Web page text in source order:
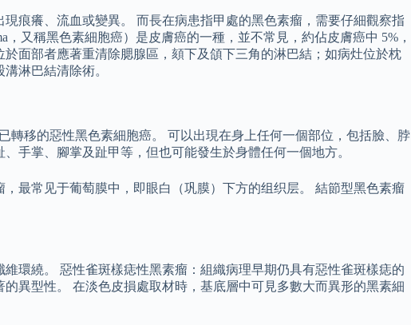
痕癢、流血或變異。 而長在病患指甲處的黑色素瘤，需要仔細觀察指
又稱黑色素細胞癌）是皮膚癌的一種，並不常見，約佔皮膚癌中 5%，
面部者應著重清除腮腺區，頦下及頜下三角的淋巴結；如病灶位於枕
淋巴結清除術。
移的惡性黑色素細胞癌。 可以出現在身上任何一個部位，包括臉、脖
手掌、腳掌及趾甲等，但也可能發生於身體任何一個地方。
最常见于葡萄膜中，即眼白（巩膜）下方的组织层。 結節型黑色素瘤
環繞。 惡性雀斑樣痣性黑素瘤：組織病理早期仍具有惡性雀斑樣痣的
異型性。 在淡色皮損處取材時，基底層中可見多數大而異形的黑素細